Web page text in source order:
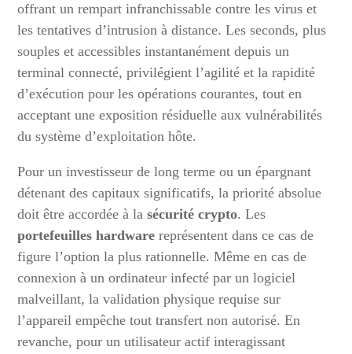
offrant un rempart infranchissable contre les virus et
les tentatives d’intrusion à distance. Les seconds, plus
souples et accessibles instantanément depuis un
terminal connecté, privilégient l’agilité et la rapidité
d’exécution pour les opérations courantes, tout en
acceptant une exposition résiduelle aux vulnérabilités
du système d’exploitation hôte.
Pour un investisseur de long terme ou un épargnant
détenant des capitaux significatifs, la priorité absolue
doit être accordée à lasécurité crypto. Les
portefeuilles hardware représentent dans ce cas de
figure l’option la plus rationnelle. Même en cas de
connexion à un ordinateur infecté par un logiciel
malveillant, la validation physique requise sur
l’appareil empêche tout transfert non autorisé. En
revanche, pour un utilisateur actif interagissant